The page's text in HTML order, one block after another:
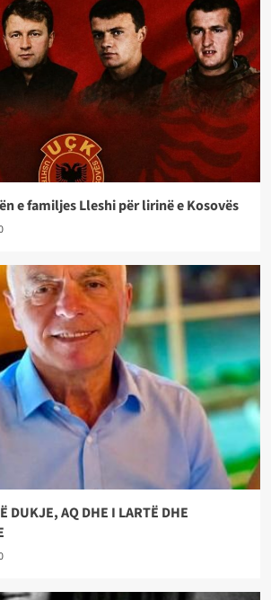
e familjes Lleshi për lirinë e Kosovës
DUKJE, AQ DHE I LARTË DHE